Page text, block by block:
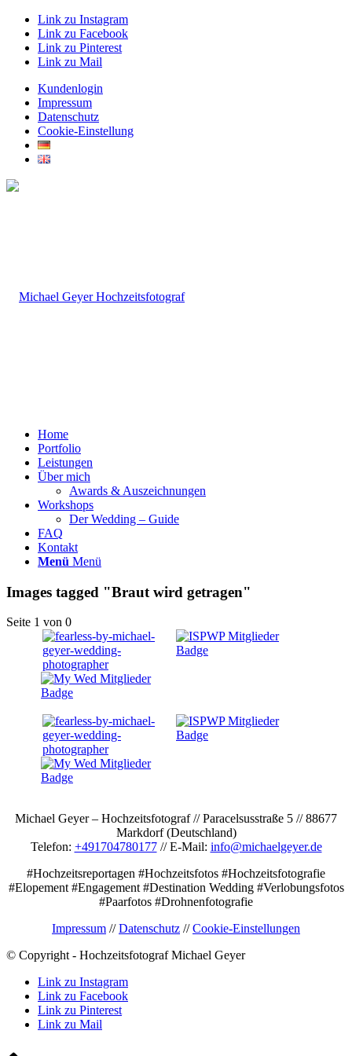
Link zu Instagram
Link zu Facebook
Link zu Pinterest
Link zu Mail
Kundenlogin
Impressum
Datenschutz
Cookie-Einstellung
Home
Portfolio
Leistungen
Über mich
Awards & Auszeichnungen
Workshops
Der Wedding – Guide
FAQ
Kontakt
Menü Menü
Images tagged "Braut wird getragen"
Seite 1 von 0
Michael Geyer – Hochzeitsfotograf // Paracelsusstraße 5 // 88677
Markdorf (Deutschland)
Telefon: +491704780177// E-Mail: info@michaelgeyer.de
#Hochzeitsreportagen #Hochzeitsfotos #Hochzeitsfotografie
#Elopement #Engagement #Destination Wedding #Verlobungsfotos
#Paarfotos #Drohnenfotografie
Impressum //Datenschutz //Cookie-Einstellungen
© Copyright - Hochzeitsfotograf Michael Geyer
Link zu Instagram
Link zu Facebook
Link zu Pinterest
Link zu Mail